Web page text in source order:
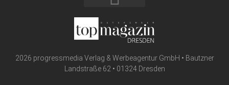
2026 progressmedia Verlag & Werbeagentur GmbH • Bautzner
Landstraße 62 • 01324 Dresden